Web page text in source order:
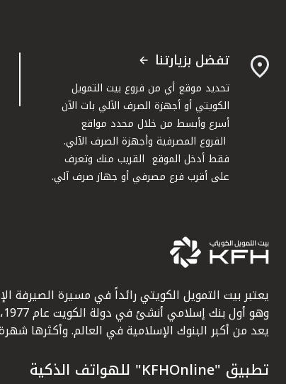
تفضل بزيارتنا
تحديد موقع أي من فروع بيت التمويل
الكويتي أو أجهزة الصرف الآلي بات الآن
أسرع وأبسط من خلال محدد مواقع
الفروع المصرفية وأجهزة الصرف الآلي.
فقط أدخل الموقع القريب منك وتعرف
على أقرب فرع مصرفي أو جهاز صرف آلي.
يعتبر بيت التمويل الكويتي رائداً في مسيرة الصيرفة
يعد من أكبر البنوك الإسلامية في العالم. وأكثرها
تطبيق "KFHOnline" للهواتف الذكية